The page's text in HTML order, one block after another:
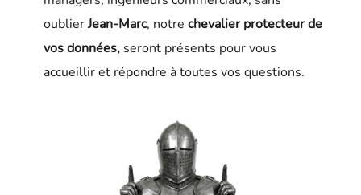
oublierJean-Marc, notre chevalier protecteur de
vos données,seront présents pour vous
accueillir et répondre à toutes vos questions.